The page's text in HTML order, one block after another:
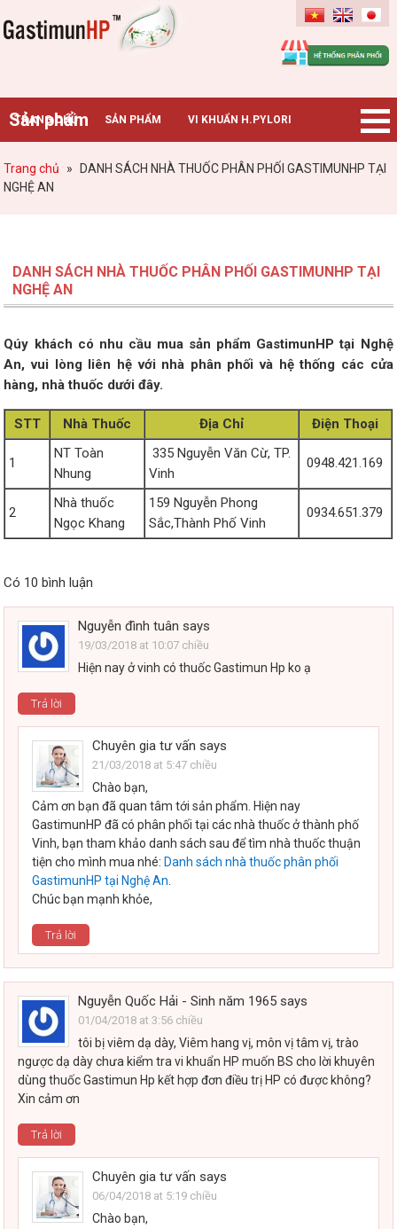
Gastimunhp
Sản phẩm
TRANG CHỦ SẢN PHẨM VI KHUẨN H.PYLORI
BỆNH DẠ DÀY TIN TỨC – SỰ KIỆN HƯỚNG DẪN MUA HÀNG
Trang chủ »
DANH SÁCH NHÀ THUỐC PHÂN PHỐI GASTIMUNHP TẠI
NGHỆ AN
DANH SÁCH NHÀ THUỐC PHÂN PHỐI GASTIMUNHP TẠI
NGHỆ AN
Qúy khách có nhu cầu mua sản phẩm GastimunHP tại Nghệ
An, vui lòng liên hệ với nhà phân phối và hệ thống các cửa
hàng, nhà thuốc dưới đây.
STT Nhà Thuốc Địa Chỉ Điện Thoại
1
NT Toàn
Nhung
335 Nguyễn Văn Cừ, TP.
Vinh
0948.421.169
2
Nhà thuốc
Ngọc Khang
159 Nguyễn Phong
Sắc,Thành Phố Vinh
0934.651.379
Có 10 bình luận
Nguyễn đình tuân says
19/03/2018 at 10:07 chiều
Hiện nay ở vinh có thuốc Gastimun Hp ko ạ
Trả lời
Chuyên gia tư vấn says
21/03/2018 at 5:47 chiều
Chào bạn,
Cảm ơn bạn đã quan tâm tới sản phẩm. Hiện nay
GastimunHP đã có phân phối tại các nhà thuốc ở thành phố
Vinh, bạn tham khảo danh sách sau để tìm nhà thuốc thuận
tiện cho mình mua nhé: Danh sách nhà thuốc phân phối
GastimunHP tại Nghệ An
Chúc bạn mạnh khỏe,
Trả lời
Nguyễn Quốc Hải - Sinh năm 1965 says
01/04/2018 at 3:56 chiều
tôi bị viêm dạ dày, Viêm hang vị, môn vị tâm vị, trào
ngược dạ dày chưa kiểm tra vi khuẩn HP muốn BS cho lời khuyên
dùng thuốc Gastimun Hp kết hợp đơn điều trị HP có được không?
Xin cảm ơn
Trả lời
Chuyên gia tư vấn says
06/04/2018 at 5:19 chiều
Chào bạn,